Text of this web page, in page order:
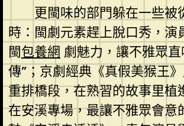
更閩味的部門躲在一些被
時：閩劇元素趕上脫口秀，演
閩包養網 劇魅力，讓不雅眾
傳”；京劇經典《真假美猴王
重排橋段，在熟習的故事里植
在安溪專場，最讓不雅眾會意